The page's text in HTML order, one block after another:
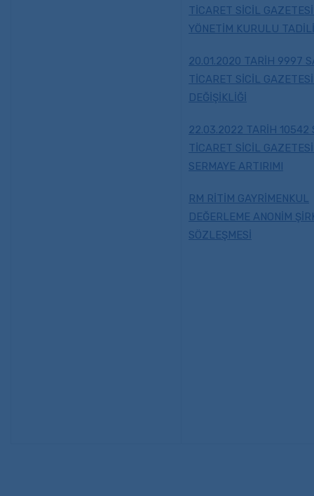
TİCARET SİCİL
YÖNETİM KURULU TADİLİ
20.01.2020 TARİH 9997
TİCARET SİCİL
DEĞİŞİKLİĞİ
22.03.2022 TARİH 10542
TİCARET SİCİL
SERMAYE ARTIRIMI
RM RİTİM GAYRİMENKUL
DEĞERLEME ANONİM
SÖZLEŞMESİ